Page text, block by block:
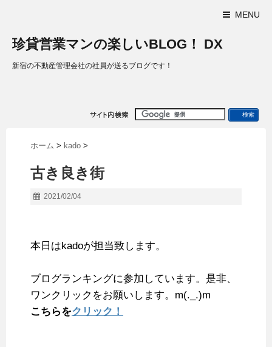
MENU
珍貸営業マンの楽しいBLOG！ DX
新宿の不動産管理会社の社員が送るブログです！
ホーム > kado >
古き良き街
2021/02/04
本日はkadoが担当致します。
ブログランキングに参加しています。是非、
ワンクリックをお願いします。m(._.)m
こちらをクリック！